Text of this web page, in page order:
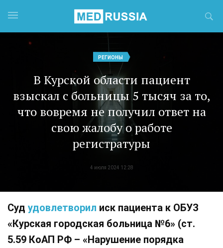
РЕГИОНЫ
В Курской области пациент
взыскал с больницы 5 тысяч за то,
что вовремя не получил ответ на
свою жалобу о работе
регистратуры
4 июля 2024 12:28
Суд удовлетворил иск пациента к ОБУЗ
«Курская городская больница №6» (ст.
5.59 КоАП РФ – «Нарушение порядка